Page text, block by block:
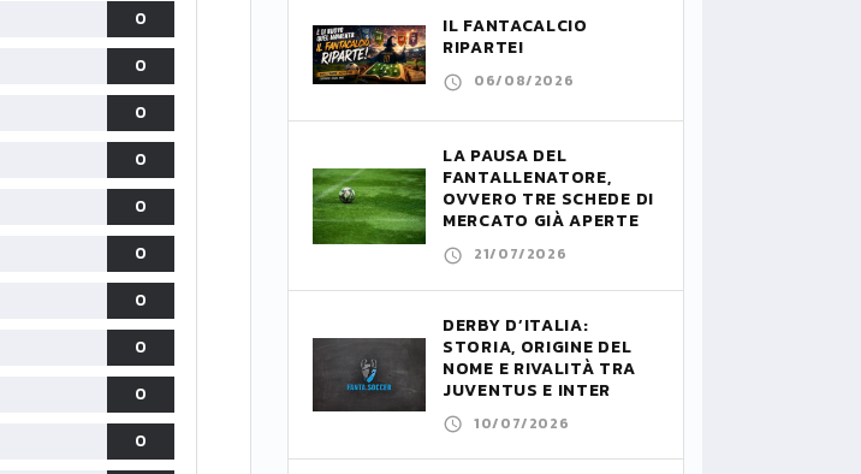
0
0
0
0
0
0
0
0
0
0
IL FANTACALCIO
RIPARTE!
06/08/2026
LA PAUSA DEL
FANTALLENATORE,
OVVERO TRE SCHEDE DI
MERCATO GIÀ APERTE
21/07/2026
DERBY D’ITALIA:
STORIA, ORIGINE DEL
NOME E RIVALITÀ TRA
JUVENTUS E INTER
10/07/2026